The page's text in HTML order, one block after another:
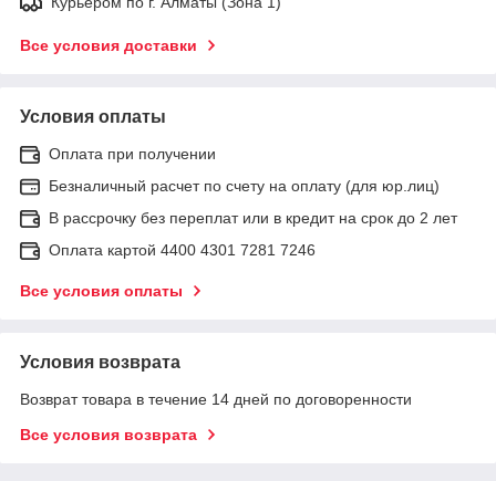
Все условия доставки
Условия оплаты
Оплата при получении
Безналичный расчет по счету на оплату (для юр.лиц)
В рассрочку без переплат или в кредит на срок до 2 лет
Оплата картой 4400 4301 7281 7246
Все условия оплаты
Условия возврата
Возврат товара в течение 14 дней по договоренности
Все условия возврата